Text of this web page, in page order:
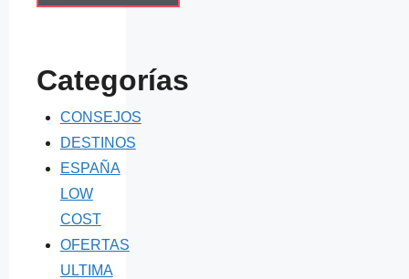
Categorías
CONSEJOS
DESTINOS
ESPAÑA
LOW
COST
OFERTAS
ULTIMA